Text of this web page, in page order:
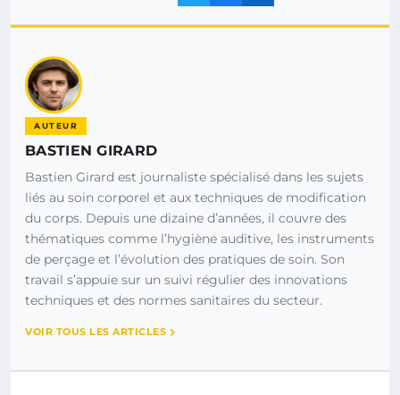
AUTEUR
BASTIEN GIRARD
Bastien Girard est journaliste spécialisé dans les sujets
liés au soin corporel et aux techniques de modification
du corps. Depuis une dizaine d’années, il couvre des
thématiques comme l’hygiène auditive, les instruments
de perçage et l’évolution des pratiques de soin. Son
travail s’appuie sur un suivi régulier des innovations
techniques et des normes sanitaires du secteur.
VOIR TOUS LES ARTICLES